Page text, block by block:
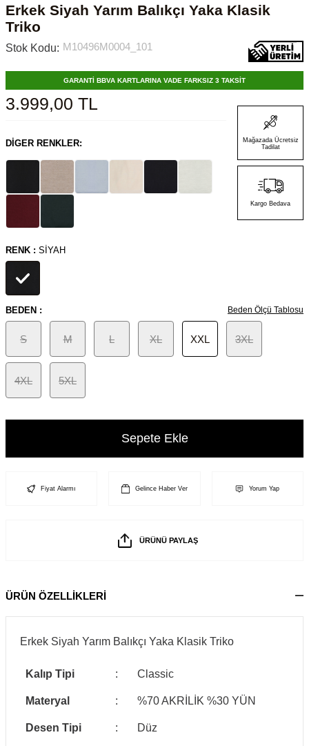
Erkek Siyah Yarım Balıkçı Yaka Klasik
Triko
Stok Kodu: M10496M0004_101
GARANTİ BBVA KARTLARINA VADE FARKSIZ 3 TAKSİT
3.999,00 TL
DIGER RENKLER:
Mağazada Ücretsiz
Tadilat
Kargo Bedava
RENK : SIYAH
BEDEN : Beden Ölçü Tablosu
S M L XL XXL 3XL
4XL 5XL
Sepete Ekle
Fiyat Alarmı Gelince Haber Ver Yorum Yap
ÜRÜNÜ PAYLAŞ
ÜRÜN ÖZELLİKLERİ
Erkek Siyah Yarım Balıkçı Yaka Klasik Triko
Kalıp Tipi : Classic
Materyal : %70 AKRİLİK %30 YÜN
Desen Tipi : Düz